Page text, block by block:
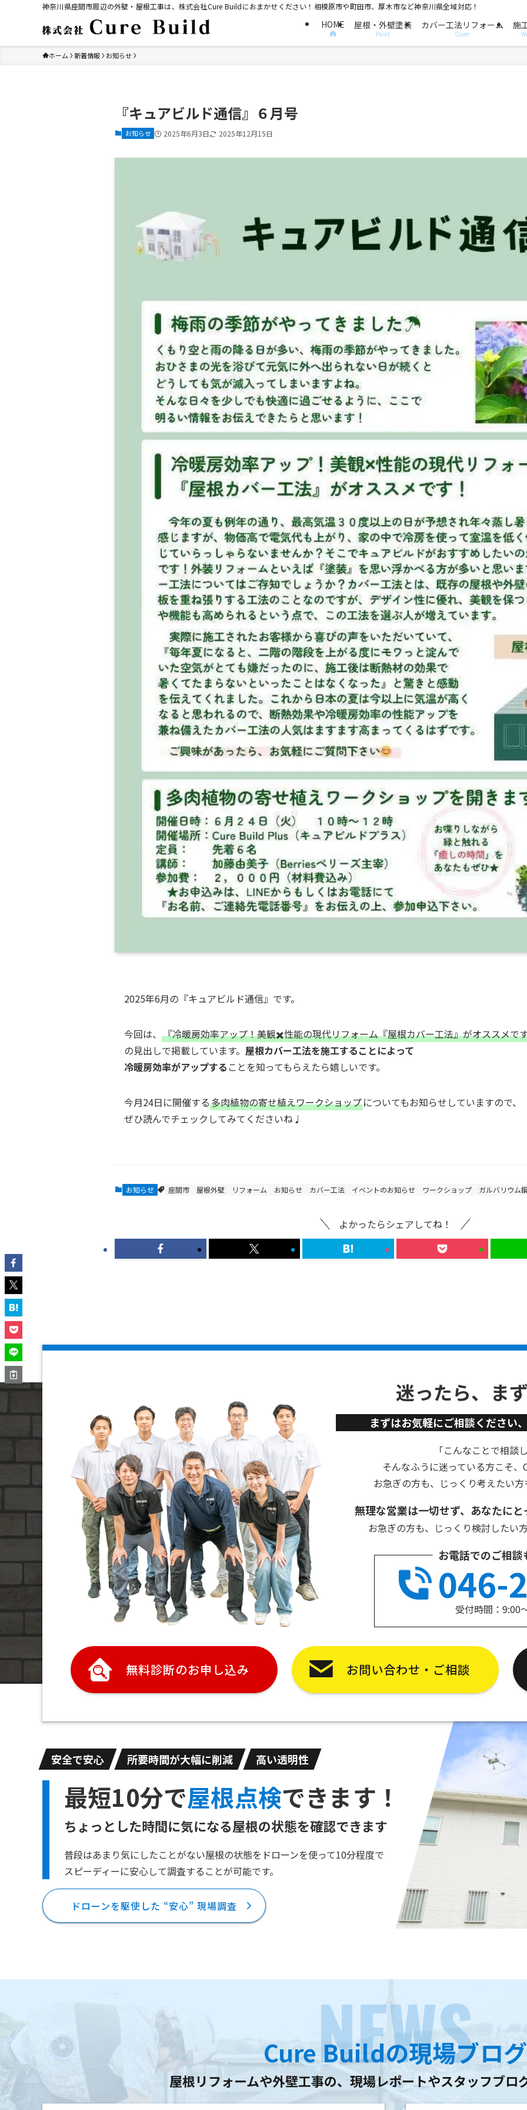
神奈川県座間市周辺の外壁・屋根工事は、株式会社Cure Buildにおまかせください！相模原市や町田市、厚木市など神奈川県全域対応！
HOME 屋根・外壁塗装
Paint
カバー工法リフォーム
Cover
施
ホーム 新着情報 お知らせ
『キュアビルド通信』６月号
お知らせ 2025年6月3日 2025年12月15日
2025年6月の『キュアビルド通信』です。
今回は、 『冷暖房効率アップ！美観✖️性能の現代リフォーム『屋根カバー工法』がオススメで
の見出しで掲載しています。 屋根カバー工法を施工することによって
冷暖房効率がアップする ことを知ってもらえたら嬉しいです。
今月24日に開催する多肉植物の寄せ植えワークショップについてもお知らせしていますので、
ぜひ読んでチェックしてみてくださいね♩
お知らせ 座間市 屋根外壁 リフォーム お知らせ カバー工法 イベントのお知らせ ワークショップ ガルバリウム
よかったらシェアしてね！
迷ったら、ま
まずはお気軽にご相談ください
「こんなことで相
そんなふうに迷っている方こそ
お急ぎの方も、じっくり考えたい
無理な営業は一切せず、あなたに
お急ぎの方も、じっくり検討したい
お電話でのご相
046-
受付時間：
無料診断のお申し込み お問い合わせ・ご相談
安全で安心 所要時間が大幅に削減 高い透明性
最短10分で屋根点検できます！
ちょっとした時間に気になる屋根の状態を確認できます
普段はあまり気にしたことがない屋根の状態をドローンを使って10分程度で
スピーディーに安心して調査することが可能です。
ドローンを駆使した “安心” 現場調査
NEWS
Cure Buildの現場ブログ
屋根リフォームや外壁工事の、 現場レポートやスタッフブロ